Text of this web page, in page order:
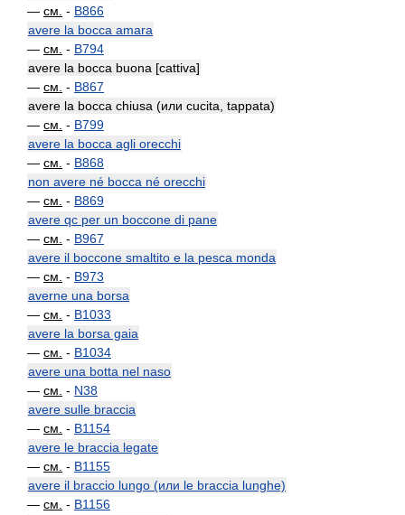
— см. - B866
avere la bocca amara
— см. - B794
avere la bocca buona [cattiva]
— см. - B867
avere la bocca chiusa (или cucita, tappata)
— см. - B799
avere la bocca agli orecchi
— см. - B868
non avere né bocca né orecchi
— см. - B869
avere qc per un boccone di pane
— см. - B967
avere il boccone smaltito e la pesca monda
— см. - B973
averne una borsa
— см. - B1033
avere la borsa gaia
— см. - B1034
avere una botta nel naso
— см. - N38
avere sulle braccia
— см. - B1154
avere le braccia legate
— см. - B1155
avere il braccio lungo (или le braccia lunghe)
— см. - B1156